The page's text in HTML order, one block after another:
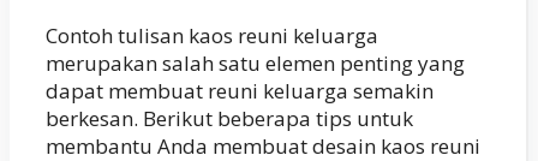
Contoh tulisan kaos reuni keluarga
merupakan salah satu elemen penting yang
dapat membuat reuni keluarga semakin
berkesan. Berikut beberapa tips untuk
membantu Anda membuat desain kaos reuni